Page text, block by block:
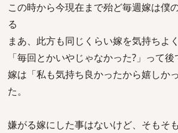
この時から今現在まで殆ど毎週嫁は僕
る
まあ、此方も同じくらい嫁を気持ちよ
「毎回とかいやじゃなかった?」って
嫁は「私も気持ち良かったから嬉しか
た。
嫌がる嫁にした事はないけど、そもそ